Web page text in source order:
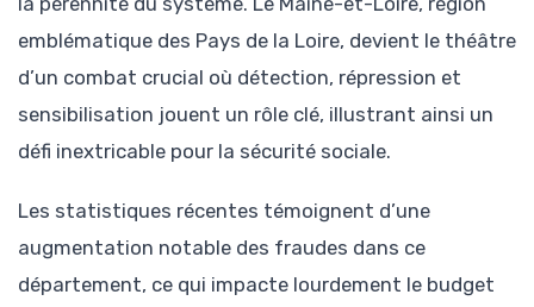
emblématique des Pays de la Loire, devient le théâtre
d’un combat crucial où détection, répression et
sensibilisation jouent un rôle clé, illustrant ainsi un
défi inextricable pour la sécurité sociale.
Les statistiques récentes témoignent d’une
augmentation notable des fraudes dans ce
département, ce qui impacte lourdement le budget